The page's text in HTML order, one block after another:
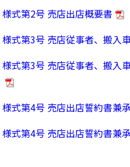
様式第2号 売店出店概要書
様式第3号 売店従事者、搬入
様式第3号 売店従事者、搬入
様式第4号 売店出店誓約書兼
様式第4号 売店出店誓約書兼